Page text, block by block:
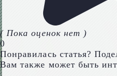
( Пока оценок нет )
0
Понравилась статья?
Вам также может быть